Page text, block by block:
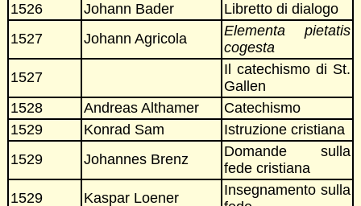
1526
Johann Bader
Libretto di dialogo
1527
Johann Agricola
Elementa pietatis
cogesta
1527
Il catechismo di St.
Gallen
1528
Andreas Althamer
Catechismo
1529
Konrad Sam
Istruzione cristiana
1529
Johannes Brenz
Domande sulla
fede cristiana
1529
Kaspar Loener
Insegnamento sulla